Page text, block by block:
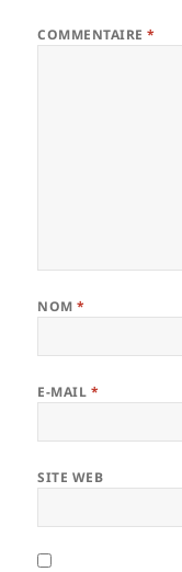
COMMENTAIRE*
NOM*
E-MAIL *
SITE WEB